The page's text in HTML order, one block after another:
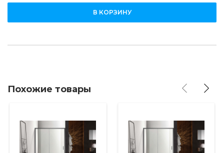
В КОРЗИНУ
Похожие товары